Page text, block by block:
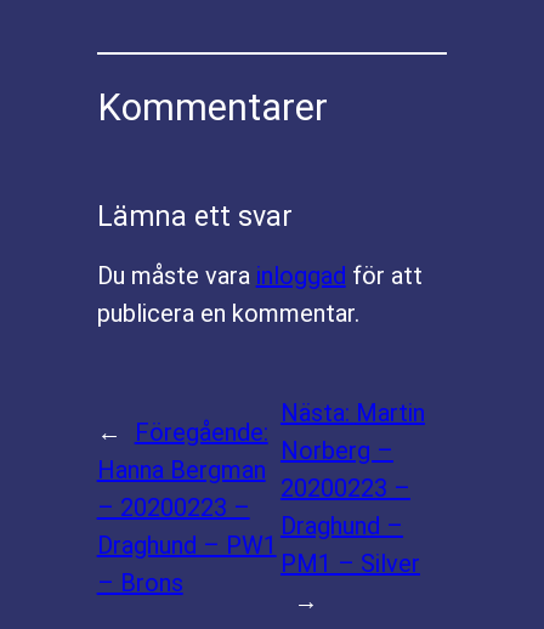
Kommentarer
Lämna ett svar
Du måste vara inloggad för att
publicera en kommentar.
←
Föregående:
Hanna Bergman
– 20200223 –
Draghund – PW1
– Brons
Nästa: Martin
Norberg –
20200223 –
Draghund –
PM1 – Silver
→